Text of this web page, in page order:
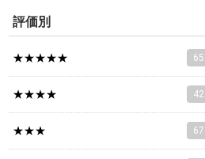
評価別
★★★★★ 65
★★★★ 42
★★★ 67